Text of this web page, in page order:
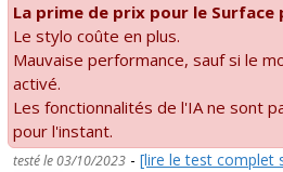
La prime de prix pour le Surface
Le stylo coûte en plus.
Mauvaise performance, sauf si le
activé.
Les fonctionnalités de l'IA ne sont
pour l'instant.
testé le 03/10/2023 - [lire le test complet